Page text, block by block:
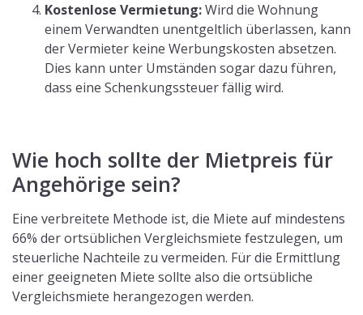
Kostenlose Vermietung:Wird die Wohnung
einem Verwandten unentgeltlich überlassen, kann
der Vermieter keine Werbungskosten absetzen.
Dies kann unter Umständen sogar dazu führen,
dass eine Schenkungssteuer fällig wird.
Wie hoch sollte der Mietpreis für
Angehörige sein?
Eine verbreitete Methode ist, die Miete auf mindestens
66% der ortsüblichen Vergleichsmiete festzulegen, um
steuerliche Nachteile zu vermeiden. Für die Ermittlung
einer geeigneten Miete sollte also die ortsübliche
Vergleichsmiete herangezogen werden.